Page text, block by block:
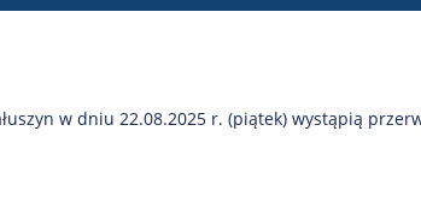
w dniu 22.08.2025 r. (piątek) wystąpią